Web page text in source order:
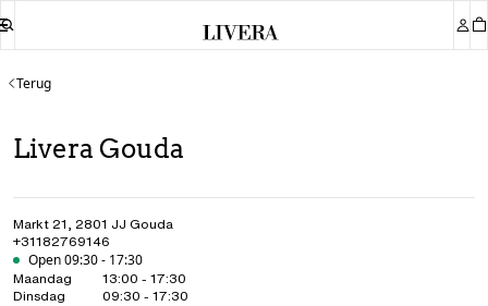
Terug
Livera Gouda
Markt 21, 2801 JJ Gouda
+31182769146
Open 09:30 - 17:30
Maandag
13:00 - 17:30
Dinsdag
09:30 - 17:30